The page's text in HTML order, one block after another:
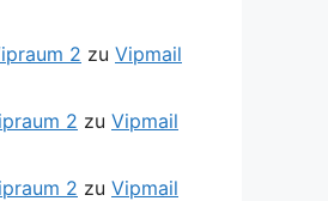
2 zu Vipmail
2 zu Vipmail
2 zu Vipmail